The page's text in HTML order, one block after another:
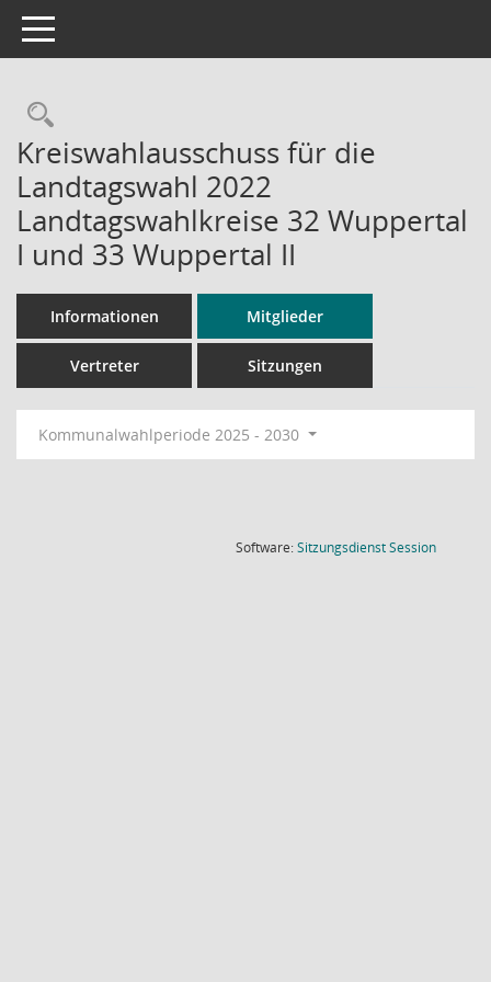
Toggle navigation
Rechercheauswahl
Kreiswahlausschuss für die
Landtagswahl 2022
Landtagswahlkreise 32 Wuppertal
I und 33 Wuppertal II
Informationen Mitglieder
Vertreter Sitzungen
Kommunalwahlperiode 2025 - 2030
Software:SitzungsdienstSession(Wird in